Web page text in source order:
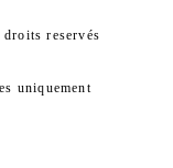
reservés
uniquement